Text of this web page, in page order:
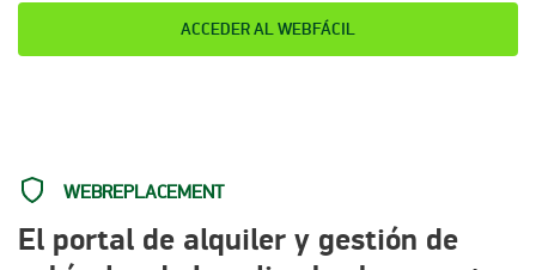
ACCEDER AL WEBFÁCIL
WEBREPLACEMENT
El portal de alquiler y gestión de